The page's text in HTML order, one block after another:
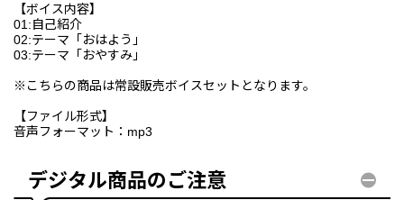
【ボイス内容】
01:自己紹介
02:テーマ「おはよう」
03:テーマ「おやすみ」
※こちらの商品は常設販売ボイスセットとなります。
【ファイル形式】
音声フォーマット：mp3
デジタル商品のご注意